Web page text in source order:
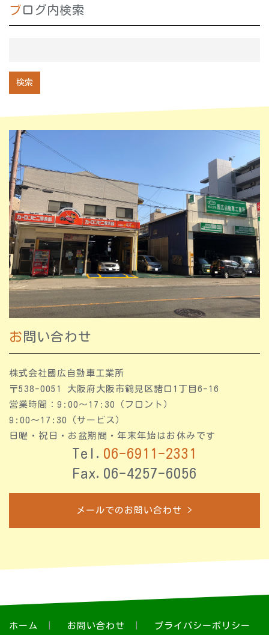
ブログ内検索
お問い合わせ
株式会社國広自動車工業所
〒538-0051 大阪府大阪市鶴見区諸口1丁目6-16
営業時間：9:00〜17:30（フロント）
9:00～17:30（サービス）
日曜・祝日・お盆期間・年末年始はお休みです
Tel. 06-6911-2331
Fax.06-4257-6056
メールでのお問い合わせ >
ホーム お問い合わせ プライバシーポリシー